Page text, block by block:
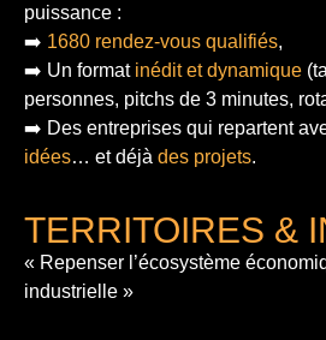
puissance :
➡️ 1680 rendez-vous qualifiés,
➡️ Un format inédit et dynamique
personnes, pitchs de 3 minutes,
➡️ Des entreprises qui repartent
idées… et déjà des projets.
TERRITOIRES &
« Repenser l’écosystème
industrielle »